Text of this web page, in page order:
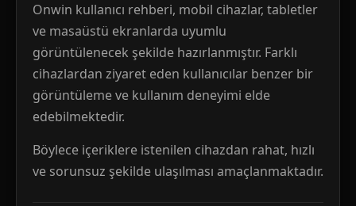
Onwin kullanıcı rehberi, mobil cihazlar, tabletler
ve masaüstü ekranlarda uyumlu
görüntülenecek şekilde hazırlanmıştır. Farklı
cihazlardan ziyaret eden kullanıcılar benzer bir
görüntüleme ve kullanım deneyimi elde
edebilmektedir.
Böylece içeriklere istenilen cihazdan rahat, hızlı
ve sorunsuz şekilde ulaşılması amaçlanmaktadır.